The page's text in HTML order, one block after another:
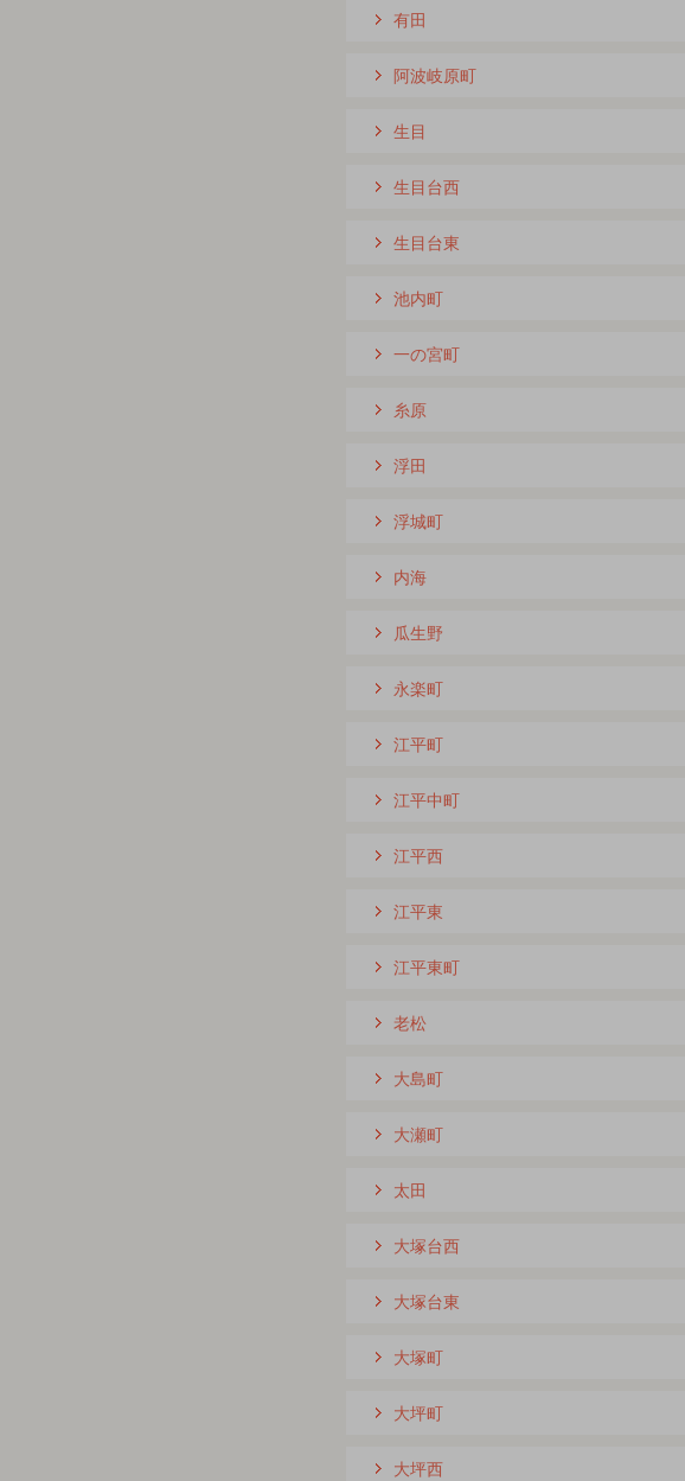
有田
阿波岐原町
生目
生目台西
生目台東
池内町
一の宮町
糸原
浮田
浮城町
内海
瓜生野
永楽町
江平町
江平中町
江平西
江平東
江平東町
老松
大島町
大瀬町
太田
大塚台西
大塚台東
大塚町
大坪町
大坪西